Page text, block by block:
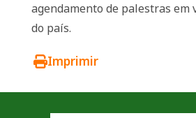
agendamento de palestras em
do país.
Imprimir